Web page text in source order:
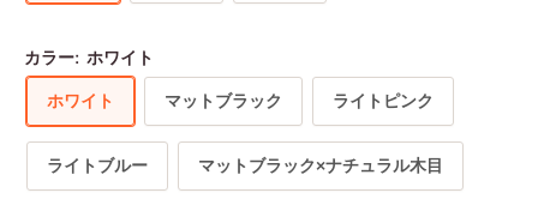
カラー: ホワイト
ホワイト マットブラック ライトピンク
ライトブルー マットブラック×ナチュラル木目